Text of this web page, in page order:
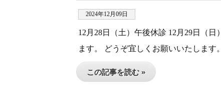
2024年12月09日
12月28日（土）午後休診 12月29日（
ます。 どうぞ宜しくお願いいたします。
この記事を読む »